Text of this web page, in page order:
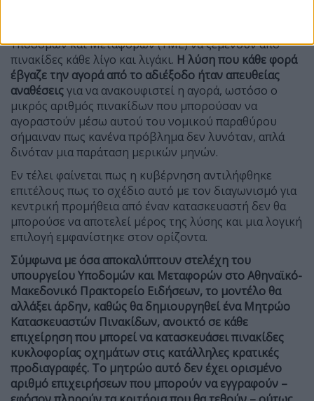
Υποδομών και Μεταφορών (ΥΜΕ) να ξεμένουν από
πινακίδες κάθε λίγο και λιγάκι. Η λύση που κάθε φορά
έβγαζε την αγορά από το αδιέξοδο ήταν απευθείας
αναθέσειςγια να ανακουφιστεί η αγορά, ωστόσο ο
μικρός αριθμός πινακίδων που μπορούσαν να
αγοραστούν μέσω αυτού του νομικού παραθύρου
σήμαιναν πως κανένα πρόβλημα δεν λυνόταν, απλά
δινόταν μια παράταση μερικών μηνών.
Εν τέλει φαίνεται πως η κυβέρνηση αντιλήφθηκε
επιτέλους πως το σχέδιο αυτό με τον διαγωνισμό για
κεντρική προμήθεια από έναν κατασκευαστή δεν θα
μπορούσε να αποτελεί μέρος της λύσης και μια λογική
επιλογή εμφανίστηκε στον ορίζοντα.
Σύμφωνα με όσα αποκαλύπτουν στελέχη του
υπουργείου Υποδομών και Μεταφορών στο Αθηναϊκό-
Μακεδονικό Πρακτορείο Ειδήσεων, το μοντέλο θα
αλλάξει άρδην, καθώς θα δημιουργηθεί ένα Μητρώο
Κατασκευαστών Πινακίδων, ανοικτό σε κάθε
επιχείρηση που μπορεί να κατασκευάσει πινακίδες
κυκλοφορίας οχημάτων στις κατάλληλες κρατικές
προδιαγραφές. Το μητρώο αυτό δεν έχει ορισμένο
αριθμό επιχειρήσεων που μπορούν να εγγραφούν –